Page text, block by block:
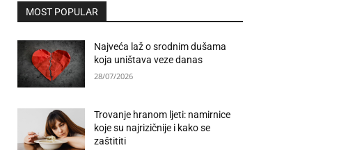
MOST POPULAR
Najveća laž o srodnim dušama
koja uništava veze danas
28/07/2026
Trovanje hranom ljeti: namirnice
koje su najrizičnije i kako se
zaštititi